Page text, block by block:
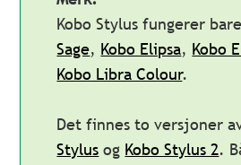
Kobo Stylus fungerer
Sage, Kobo Elipsa, Kobo
Kobo Libra Colour.
Det finnes to versjoner
Stylus og Kobo Stylus 2.